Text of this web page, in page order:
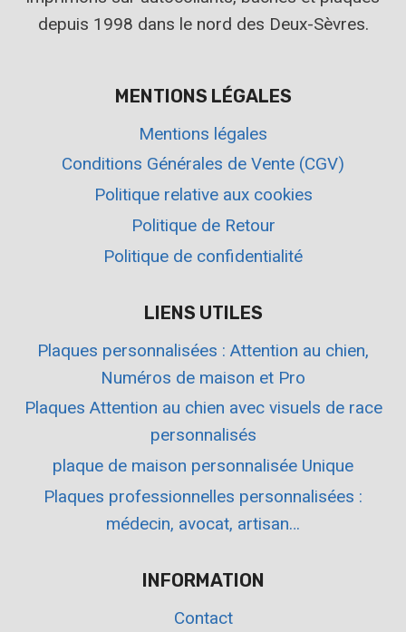
depuis 1998 dans le nord des Deux-Sèvres.
MENTIONS LÉGALES
Mentions légales
Conditions Générales de Vente (CGV)
Politique relative aux cookies
Politique de Retour
Politique de confidentialité
LIENS UTILES
Plaques personnalisées : Attention au chien,
Numéros de maison et Pro
Plaques Attention au chien avec visuels de race
personnalisés
plaque de maison personnalisée Unique
Plaques professionnelles personnalisées :
médecin, avocat, artisan…
INFORMATION
Contact